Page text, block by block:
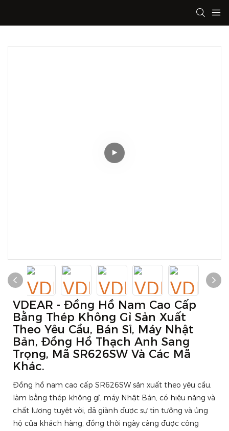
VDEAR - Đồng Hồ Nam Cao Cấp
Bằng Thép Không Gỉ Sản Xuất
Theo Yêu Cầu, Bán Sỉ, Máy Nhật
Bản, Đồng Hồ Thạch Anh Sang
Trọng, Mã SR626SW Và Các Mã
Khác.
Đồng hồ nam cao cấp SR626SW sản xuất theo yêu cầu,
làm bằng thép không gỉ, máy Nhật Bản, có hiệu năng và
chất lượng tuyệt vời, đã giành được sự tin tưởng và ủng
hộ của khách hàng, đồng thời ngày càng được công